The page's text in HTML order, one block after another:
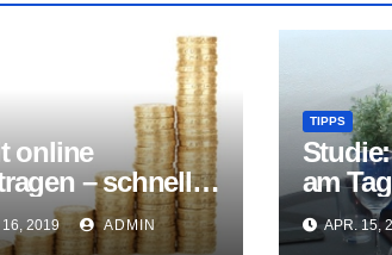
online
– schnell
kommen?
16, 2019 ADMIN
TIPPS
am
APR. 15,